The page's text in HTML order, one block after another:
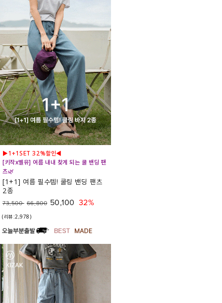
▶1+1SET 32%할인◀
[키작x벨유] 여름 내내 찾게 되는 쿨 밴딩 팬
츠🌿
[1+1] 여름 필수템! 쿨링 밴딩 팬츠
2종
73,500 66,800 50,100 32%
(리뷰:2,978)